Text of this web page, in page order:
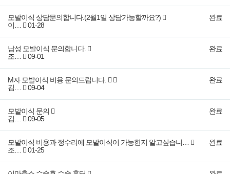
완료
모발이식 상담문의합니다.(2월1일 상담가능할까요?)
이…
01-28
완료
남성 모발이식 문의합니다.
조…
09-01
완료
M자 모발이식 비용 문의드립니다.
김…
09-04
완료
모발이식 문의
김…
09-05
완료
모발이식 비용과 정수리에 모발이식이 가능한지 알고싶습니…
조…
01-25